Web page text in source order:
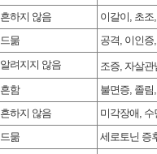
흔하지 않음
이갈이, 초
드묾
공격, 이인증
알려지지 않음
조증, 자살
흔함
불면증, 졸
흔하지 않음
미각장애,
드묾
세로토닌 증